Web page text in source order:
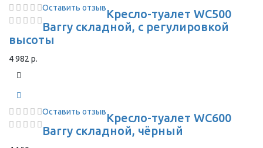
Оставить отзывКресло-туалет WC500
Barry складной, с регулировкой
высоты
4 982 р.
Оставить отзывКресло-туалет WC600
Barry складной, чёрный